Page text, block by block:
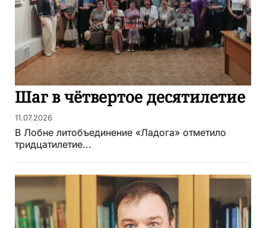
Шаг в чётвертое десятилетие
11.07.2026
В Лобне литобъединение «Ладога» отметило
тридцатилетие...